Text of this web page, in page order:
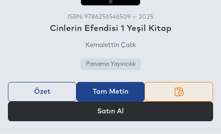
ISBN: 9786256546509 — 2025
Cinlerin Efendisi 1 Yeşil Kitap
Kemalettin Çalık
Panama Yayıncılık
Özet Tam Metin
Satın Al